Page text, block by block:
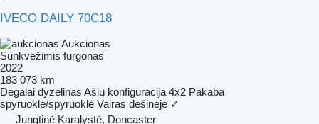
IVECO DAILY 70C18
Aukcionas
Sunkvežimis furgonas
2022
183 073 km
Degalai dyzelinas Ašių konfigūracija 4x2 Pakaba
spyruoklė/spyruoklė Vairas dešinėje ✓
Jungtinė Karalystė, Doncaster